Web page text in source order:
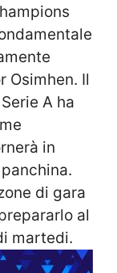
Osimhen. Il
A ha
in
di gara
al
martedi.